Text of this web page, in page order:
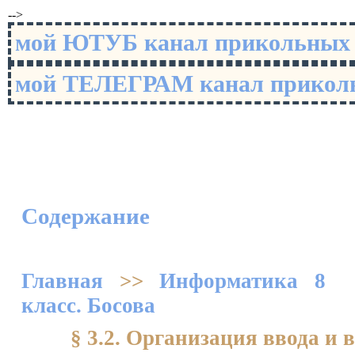
-->
мой ЮТУБ канал
мой ТЕЛЕГРАМ канал
Содержание
Главная >>Информатика 8
класс. Босова
§ 3.2. Организация ввода и